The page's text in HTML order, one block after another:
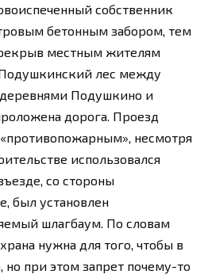
собственник
бетонным забором, тем
местным жителям
Подушкинский лес между
Подушкино и
дорога. Проезд
несмотря
использовался
со стороны
был установлен
шлагбаум. По словам
нужна для того, чтобы в
но при этом запрет почему-то